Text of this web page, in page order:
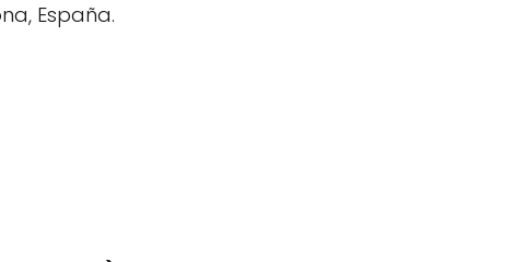
España.